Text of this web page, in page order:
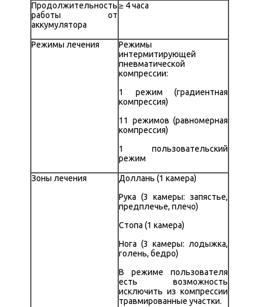
Продолжительность
работы от
аккумулятора
≥ 4 часа
Режимы лечения
Режимы
интермитирующей
пневматической
компрессии:
1 режим (градиентная
компрессия)
11 режимов (равномерная
компрессия)
1 пользовательский
режим
Зоны лечения
Доллань (1 камера)
Рука (3 камеры: запястье,
предплечье, плечо)
Стопа (1 камера)
Нога (3 камеры: лодыжка,
голень, бедро)
В режиме пользователя
есть возможность
исключить из компрессии
травмированные участки.